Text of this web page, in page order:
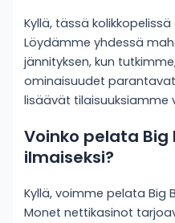
Kyllä, tässä
Löydämme yhdessä
jännityksen, kun
ominaisuudet
lisäävät tilaisuuksiamme
Voinko pelata Big
ilmaiseksi?
Kyllä, voimme pelata Big
Monet nettikasinot